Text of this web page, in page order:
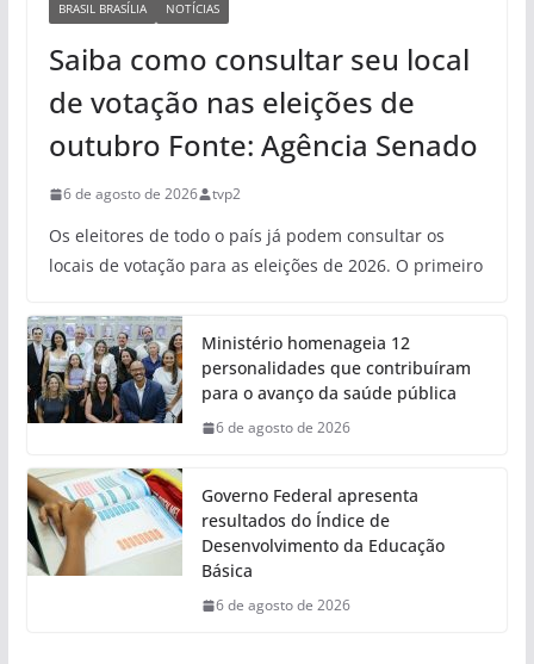
BRASIL BRASÍLIA NOTÍCIAS
Saiba como consultar seu local
de votação nas eleições de
outubro Fonte: Agência Senado
6 de agosto de 2026 tvp2
Os eleitores de todo o país já podem consultar os
locais de votação para as eleições de 2026. O primeiro
Ministério homenageia 12
personalidades que contribuíram
para o avanço da saúde pública
6 de agosto de 2026
Governo Federal apresenta
resultados do Índice de
Desenvolvimento da Educação
Básica
6 de agosto de 2026